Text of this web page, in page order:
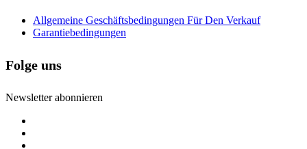
Allgemeine Geschäftsbedingungen Für Den Verkauf
Garantiebedingungen
Folge uns
Newsletter abonnieren